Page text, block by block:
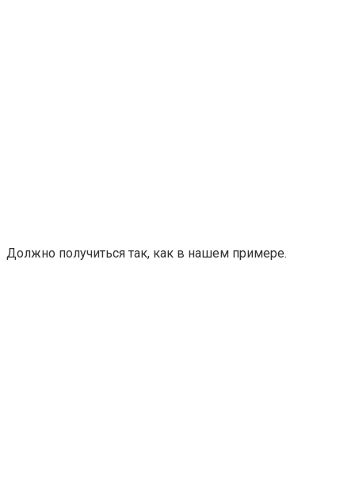
Должно получиться так, как в нашем примере.